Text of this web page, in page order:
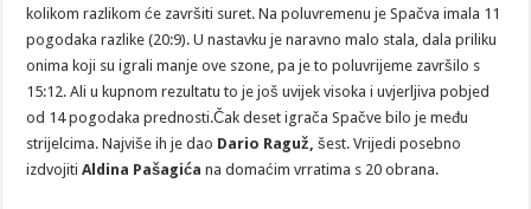
kolikom razlikom će završiti suret. Na poluvremenu je Spačva imala 11
pogodaka razlike (20:9). U nastavku je naravno malo stala, dala priliku
onima koji su igrali manje ove szone, pa je to poluvrijeme završilo s
15:12. Ali u kupnom rezultatu to je još uvijek visoka i uvjerljiva pobjed
od 14 pogodaka prednosti.Čak deset igrača Spačve bilo je među
strijelcima. Najviše ih je dao Dario Raguž,šest. Vrijedi posebno
izdvojitiAldina Pašagića na domaćim vrratima s 20 obrana.